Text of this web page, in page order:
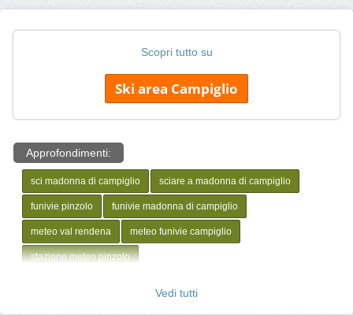
Scopri tutto su
Ski area Campiglio
Approfondimenti:
sci madonna di campiglio sciare a madonna di campiglio
funivie pinzolo funivie madonna di campiglio
meteo val rendena meteo funivie campiglio
stazione meteo pinzolo
Vedi tutti